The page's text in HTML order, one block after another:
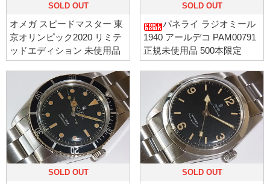
SOLD OUT
オメガ スピードマスター 東
京オリンピック2020 リミテ
ッドエディション 未使用品
SOLD OUT
パネライ ラジオミール
1940 アールデコ PAM00791
正規未使用品 500本限定
SOLD OUT SOLD OUT